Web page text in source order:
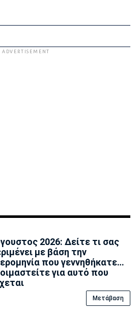
ADVERTISEMENT
2026: Δείτε τι σας
με βάση την
που γεννηθήκατε…
για αυτό που
Μετάβαση